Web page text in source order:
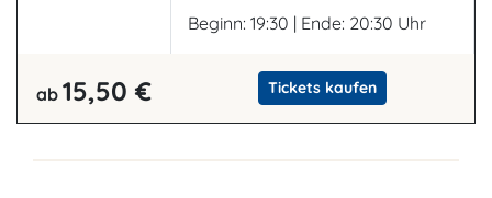
Beginn: 19:30 | Ende: 20:30 Uhr
ab 15,50 € Tickets kaufen